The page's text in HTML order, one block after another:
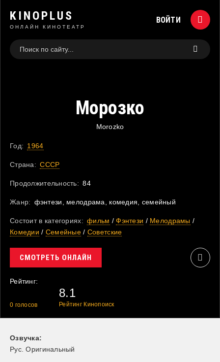
KINOPLUS
ОНЛАЙН КИНОТЕАТР
ВОЙТИ
Морозко
Morozko
Год: 1964
Страна: СССР
Продолжительность: 84
Жанр: фэнтези, мелодрама, комедия, семейный
Состоит в категориях: фильм /Фэнтези / Мелодрамы /
Комедии / Семейные / Советские
СМОТРЕТЬ ОНЛАЙН
Рейтинг:
0 голосов
8.1
Рейтинг Кинопоиск
Озвучка:
Рус. Оригинальный